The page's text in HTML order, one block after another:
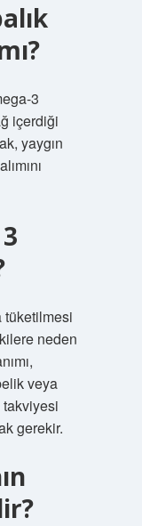
3
içerdiği
yaygın
tüketilmesi
neden
veya
gerekir.